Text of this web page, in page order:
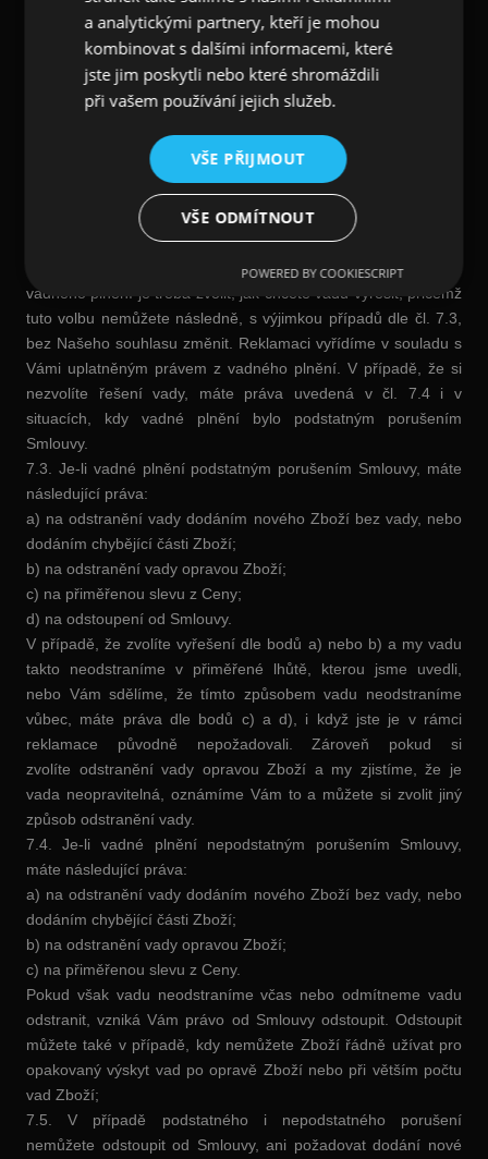
pakliže byla jakost nebo provedení stanovena podle vzorku;
d) je v odpovídajícím množství a hmotnosti;
e) splňuje požadavky na něj kladené právními předpisy;
f) není zatíženo právy třetích stran.
nebude splněna některá z podmínek dle čl. 7.1, můžete Nám
takovou vadu oznámit a uplatnit práva z vadného plnění (tedy
Zboží reklamovat) zasláním e-mailu či dopisu na Naše adresy
uvedené u Našich identifikačních údajů. Pro reklamaci můžete
využít také vzorový formulář dostupný na
https://www.sinistra.gift/reklamace/. V uplatnění práva z
vadného plnění je třeba zvolit, jak chcete vadu vyřešit, přičemž
tuto volbu nemůžete následně, s výjimkou případů dle čl. 7.3,
bez Našeho souhlasu změnit. Reklamaci vyřídíme v souladu s
Vámi uplatněným právem z vadného plnění. V případě, že si
nezvolíte řešení vady, máte práva uvedená v čl. 7.4 i v
situacích, kdy vadné plnění bylo podstatným porušením
Smlouvy.
7.3. Je-li vadné plnění podstatným porušením Smlouvy, máte
následující práva:
a) na odstranění vady dodáním nového Zboží bez vady, nebo
dodáním chybějící části Zboží;
b) na odstranění vady opravou Zboží;
c) na přiměřenou slevu z Ceny;
d) na odstoupení od Smlouvy.
V případě, že zvolíte vyřešení dle bodů a) nebo b) a my vadu
takto neodstraníme v přiměřené lhůtě, kterou jsme uvedli,
nebo Vám sdělíme, že tímto způsobem vadu neodstraníme
vůbec, máte práva dle bodů c) a d), i když jste je v rámci
reklamace původně nepožadovali. Zároveň pokud si
zvolíte odstranění vady opravou Zboží a my zjistíme, že je
vada neopravitelná, oznámíme Vám to a můžete si zvolit jiný
způsob odstranění vady.
7.4. Je-li vadné plnění nepodstatným porušením Smlouvy,
máte následující práva:
a) na odstranění vady dodáním nového Zboží bez vady, nebo
dodáním chybějící části Zboží;
b) na odstranění vady opravou Zboží;
c) na přiměřenou slevu z Ceny.
Pokud však vadu neodstraníme včas nebo odmítneme vadu
odstranit, vzniká Vám právo od Smlouvy odstoupit. Odstoupit
můžete také v případě, kdy nemůžete Zboží řádně užívat pro
opakovaný výskyt vad po opravě Zboží nebo při větším počtu
vad Zboží;
7.5. V případě podstatného i nepodstatného porušení
nemůžete odstoupit od Smlouvy, ani požadovat dodání nové
a analytickými partnery, kteří je mohou
kombinovat s dalšími informacemi, které
jste jim poskytli nebo které shromáždili
při vašem používání jejich služeb.
VŠE PŘIJMOUT
VŠE ODMÍTNOUT
POWERED BY COOKIESCRIPT